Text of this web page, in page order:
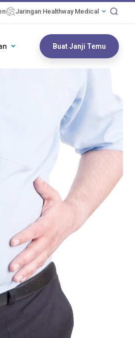
Jaringan Healthway Medical
Buat Janji Temu